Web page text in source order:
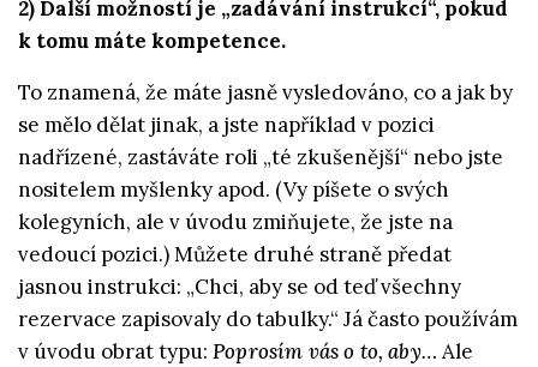
2) Další možností je „zadávání instrukcí“, pokud
k tomu máte kompetence.
To znamená, že máte jasně vysledováno, co a jak by
se mělo dělat jinak, a jste například v pozici
nadřízené, zastáváte roli „té zkušenější“ nebo jste
nositelem myšlenky apod. (Vy píšete o svých
kolegyních, ale v úvodu zmiňujete, že jste na
vedoucí pozici.) Můžete druhé straně předat
jasnou instrukci: „Chci, aby se od teď všechny
rezervace zapisovaly do tabulky.“ Já často používám
v úvodu obrat typu: Poprosím vás o to, aby… Ale